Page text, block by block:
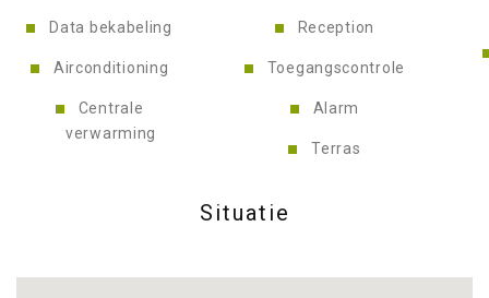
Data bekabeling
Airconditioning
Centrale
verwarming
Reception
Toegangscontrole
Alarm
Terras
Situatie